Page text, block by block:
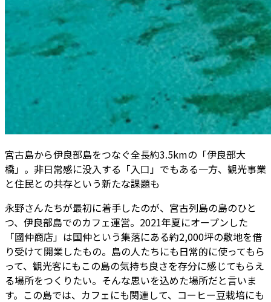
宮古島から伊良部島をつなぐ全長約3.5kmの「伊良部大
橋」。非日常感に没入する「入口」でもある一方、観光事業
と住民との共存という新たな課題も
永野さんたちが最初に着手したのが、宮古列島の島のひと
つ、伊良部島でのカフェ運営。2021年夏にオープンした
「國仲商店」は国仲という集落にある約2,000坪の敷地を借
り受けて開業したもの。島の人たちにも日常的に使ってもら
って、観光客にもこの島の気持ち良さを存分に感じてもらえ
る場所をつくりたい。そんな思いを込めた場所だと言いま
す。この島では、カフェにも関連して、コーヒー豆栽培にも